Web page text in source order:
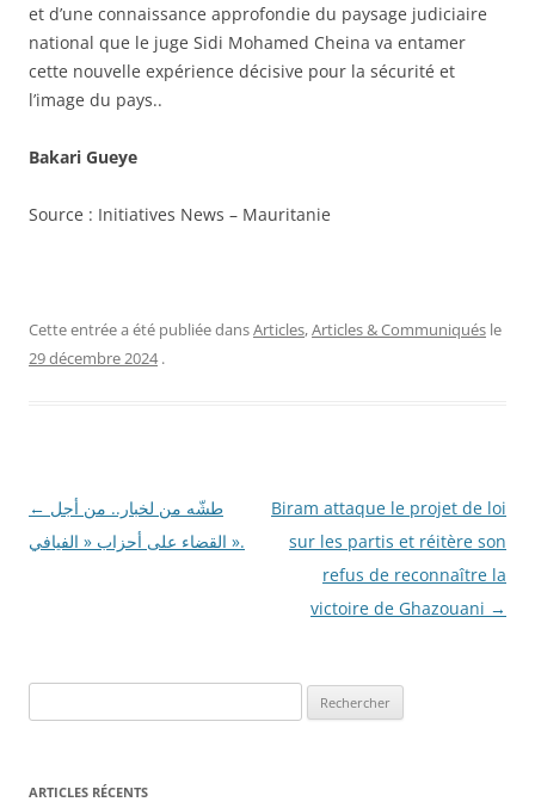
et d’une connaissance approfondie du paysage judiciaire
national que le juge Sidi Mohamed Cheina va entamer
cette nouvelle expérience décisive pour la sécurité et
l’image du pays..
Bakari Gueye
Source : Initiatives News – Mauritanie
Cette entrée a été publiée dansArticles,Articles & Communiqués le
29 décembre 2024 .
Navigation
des
←
القضاء على أحزاب « الفيافي ».
Biram attaque le projet de loi
sur les partis et réitère son
refus de reconnaître la
victoire de Ghazouani →
e
h
ARTICLES RÉCENTS